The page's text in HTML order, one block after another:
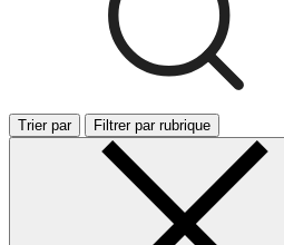
Trier par Filtrer par rubrique